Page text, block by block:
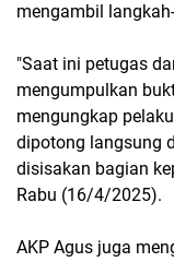
mengambil
"Saat ini petugas
mengumpulkan
mengungkap
dipotong langsung
disisakan bagian
Rabu (16/4/2025).
AKP Agus juga